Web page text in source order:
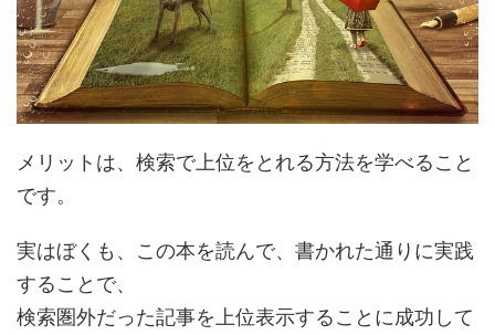
メリットは、 検索で上位をとれる方法を学べること
です。
実はぼくも、この本を読んで、書かれた通りに実践
することで、
検索圏外だった記事を上位表示することに成功して